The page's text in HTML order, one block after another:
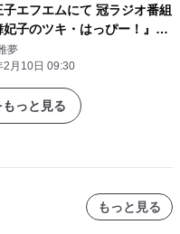
エフエムにて 冠ラジオ番組
妃子のツキ・はっぴー！』が
！
夢
2月10日 09:30
っと見る
もっと見る